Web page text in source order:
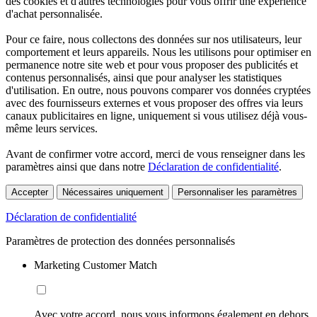
d'achat personnalisée.
Pour ce faire, nous collectons des données sur nos utilisateurs, leur
comportement et leurs appareils. Nous les utilisons pour optimiser en
permanence notre site web et pour vous proposer des publicités et
contenus personnalisés, ainsi que pour analyser les statistiques
d'utilisation. En outre, nous pouvons comparer vos données cryptées
avec des fournisseurs externes et vous proposer des offres via leurs
canaux publicitaires en ligne, uniquement si vous utilisez déjà vous-
même leurs services.
Avant de confirmer votre accord, merci de vous renseigner dans les
paramètres ainsi que dans notre Déclaration de confidentialité.
Accepter Nécessaires uniquement Personnaliser les paramètres
Déclaration de confidentialité
Paramètres de protection des données personnalisés
Marketing Customer Match
Avec votre accord, nous vous informons également en dehors